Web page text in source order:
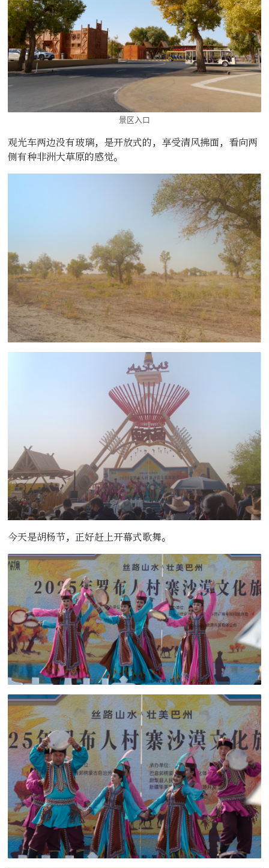
景区入口
观光车两边没有玻璃，是开放式的，享受清风拂面，看向两
侧有种非洲大草原的感觉。
今天是胡杨节，正好赶上开幕式歌舞。